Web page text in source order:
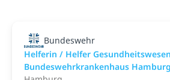
Bundeswehr
Helferin / Helfer
Bundeswehrkrankenhaus Hamburg